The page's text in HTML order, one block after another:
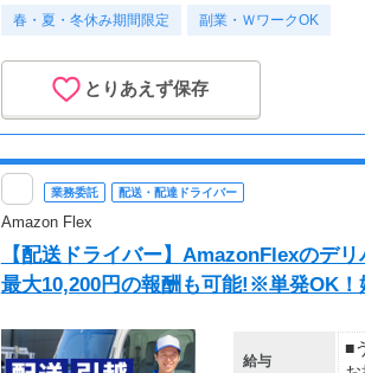
月
（
春・夏・冬休み期間限定 副業・ＷワークOK
とりあえず保存
業務委託 配送・配達ドライバー
Amazon Flex
【配送ドライバー】AmazonFlexのデ
最大10,200円の報酬も可能!※単発OK！
給与
■